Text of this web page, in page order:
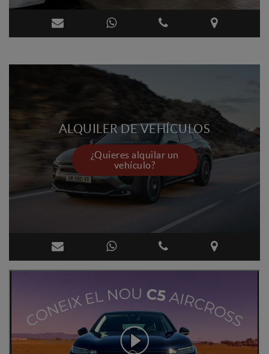
ALQUILER DE VEHÍCULOS
¿Quieres alquilar un
vehículo?